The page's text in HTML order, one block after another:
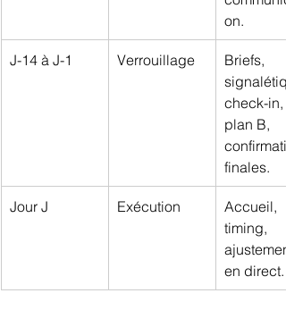
on.
J-14 à J-1 Verrouillage
Briefs,
check-in,
plan B,
finales.
Jour J Exécution
Accueil,
timing,
en direct.